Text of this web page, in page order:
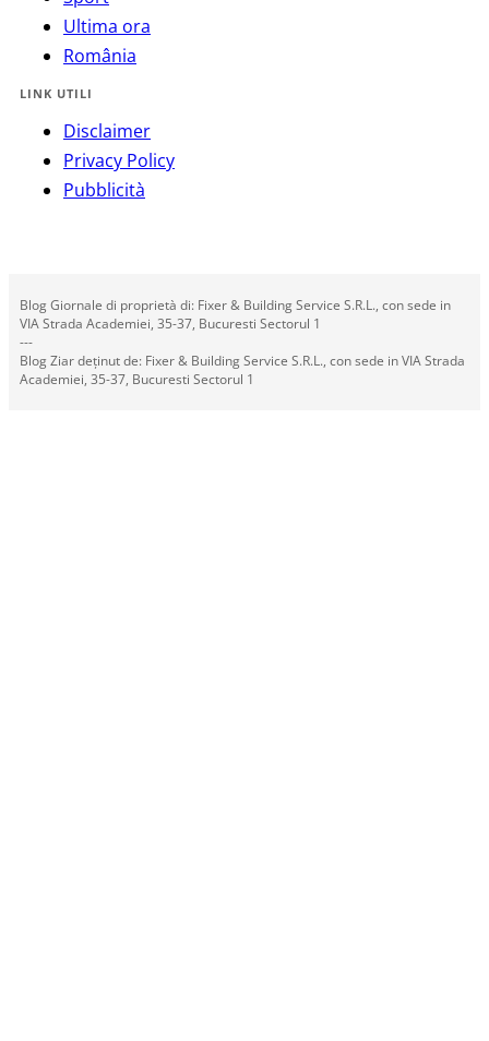
Ultima ora
România
LINK UTILI
Disclaimer
Privacy Policy
Pubblicità
Blog Giornale di proprietà di: Fixer & Building Service S.R.L., con sede in
VIA Strada Academiei, 35-37, Bucuresti Sectorul 1
---
Blog Ziar deținut de: Fixer & Building Service S.R.L., con sede in VIA Strada
Academiei, 35-37, Bucuresti Sectorul 1